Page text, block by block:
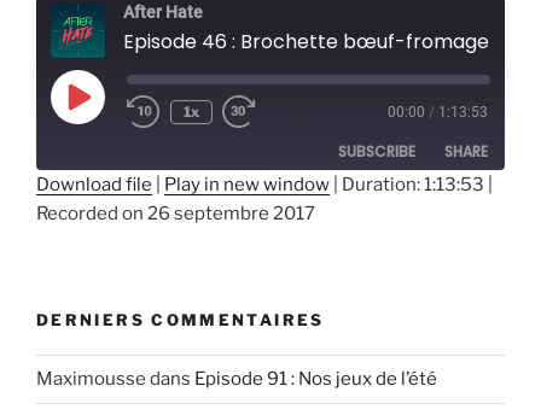
After Hate
Episode 46 : Brochette bœuf-fromage
Play
Episode
1x 00:00 / 1:13:53
SUBSCRIBE SHARE
SHARE
EMBED
Download file Play in new window Duration: 1:13:53
Recorded on 26 septembre 2017
DERNIERS COMMENTAIRES
Maximousse dans Episode 91 : Nos jeux de l’été